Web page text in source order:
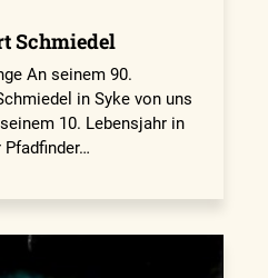
Schmiedel
An seinem 90.
in Syke von uns
10. Lebensjahr in